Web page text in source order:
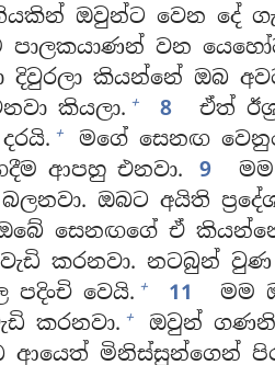
ඔවුන්ට වෙන දේ
පාලකයාණන් වන
දිවුරලා කියන්නේ ඔබ
කියලා. + 8
ඒත්
+
මගේ සෙනඟ
ආපහු එනවා.
9
ඔබට අයිති
සෙනඟගේ ඒ කියන්නේ
කරනවා. නටබුන්
පදිංචි වෙයි. + 11
මම
කරනවා. +
ඔවුන්
ආයෙත් මිනිස්සුන්ගෙන්